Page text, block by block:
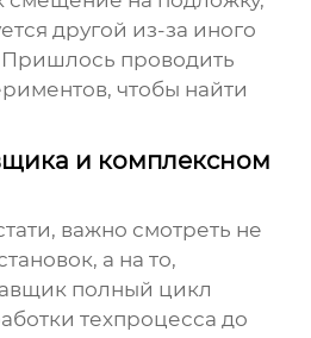
другой из-за иного
проводить
чтобы найти
и комплексном
важно смотреть не
а на то,
полный цикл
техпроцесса до